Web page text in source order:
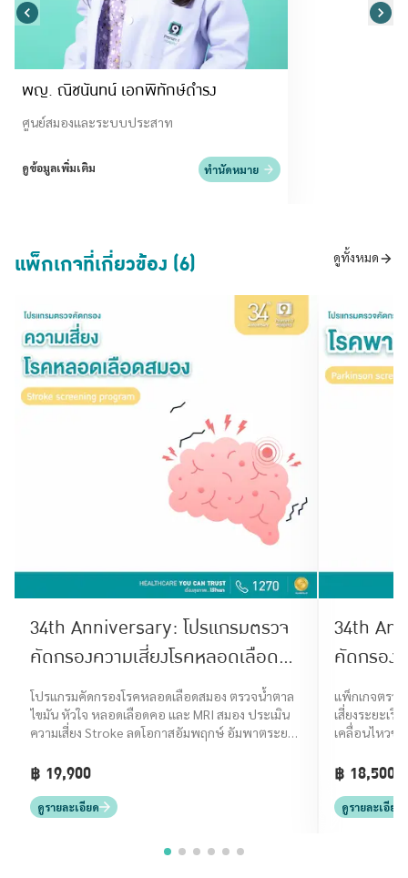
พญ. ณิชนันทน์ เอกพิทักษ์ดำรง
ศูนย์สมองและระบบประสาท
ดูข้อมูลเพิ่มเติม ทำนัดหมาย
แพ็กเกจที่เกี่ยวข้อง (6) ดูทั้งหมด
34th Anniversary: โปรแกรมตรวจ
คัดกรองความเสี่ยงโรคหลอดเลือด
สมอง (Stroke Screening)
โปรแกรมคัดกรองโรคหลอดเลือดสมอง ตรวจน้ำตาล
ไขมัน หัวใจ หลอดเลือดคอ และ MRI สมอง ประเมิน
ความเสี่ยง Stroke ลดโอกาสอัมพฤกษ์ อัมพาตระยะ
฿ 19,900
ดูรายละเอียด
34th
คัดกรอง
แพ็กเกจตรว
เสี่ยงระยะเ
เคลื่อนไหวช้
฿ 18,500
ดูรายละเอียด